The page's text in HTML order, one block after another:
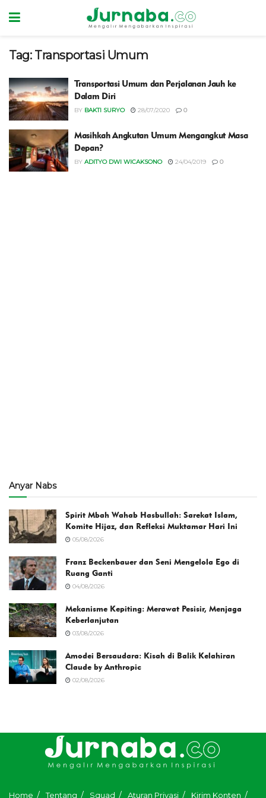
Tag: Transportasi Umum
Transportasi Umum dan Perjalanan Jauh ke
Dalam Diri
BY BAKTI SURYO 28/07/2020 0
Masihkah Angkutan Umum Mengangkut Masa
Depan?
BY ADITYO DWI WICAKSONO 24/04/2019 0
Anyar Nabs
Spirit Mbah Wahab Hasbullah: Sarekat Islam,
Komite Hijaz, dan Refleksi Muktamar Hari Ini
05/08/2026
Franz Beckenbauer dan Seni Mengelola Ego di
Ruang Ganti
04/08/2026
Mekanisme Kepiting: Merawat Pesisir, Menjaga
Keberlanjutan
03/08/2026
Amodei Bersaudara: Kisah di Balik Kelahiran
Claude by Anthropic
02/08/2026
Home Tentang Squad Aturan Privasi Kirim Konten